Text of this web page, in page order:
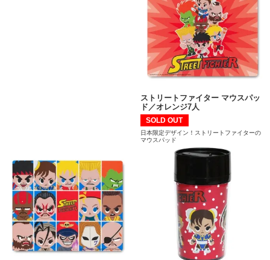
ストリートファイター マウスパッ
ド／オレンジ7人
SOLD OUT
日本限定デザイン！ストリートファイターの
マウスパッド